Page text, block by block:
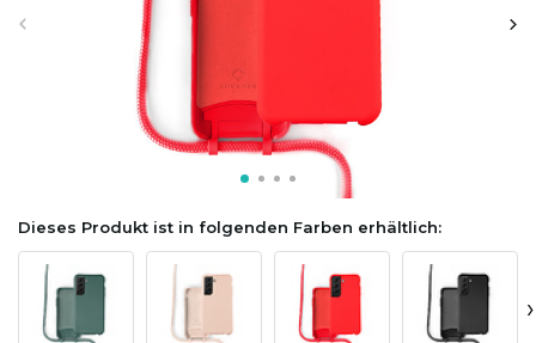
Dieses Produkt ist in folgenden Farben erhältlich:
›